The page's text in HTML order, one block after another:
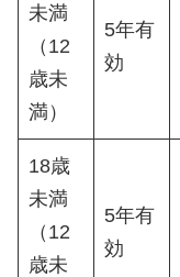
未満
（12
歳未
満）
5年有
効
18歳
未満
（12
歳未
5年有
効